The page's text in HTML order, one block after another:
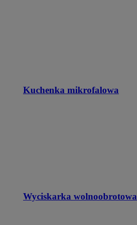
Kuchenka mikrofalowa
Wyciskarka wolnoobrotowa